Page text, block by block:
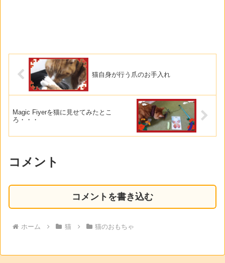
猫自身が行う爪のお手入れ
Magic Fiyerを猫に見せてみたとこ
ろ・・・
コメント
コメントを書き込む
ホーム 猫 猫のおもちゃ